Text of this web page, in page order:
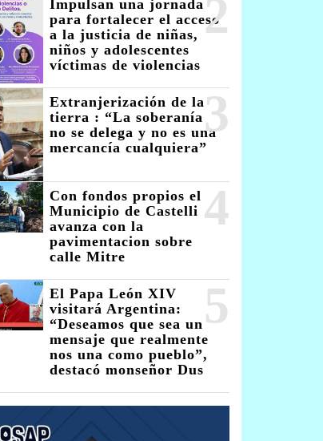
2
Impulsan una jornada
para fortalecer el acceso
a la justicia de niñas,
niños y adolescentes
víctimas de violencias
3
Extranjerización de la
tierra : “La soberanía
no se delega y no es una
mercancía cualquiera”
4
Con fondos propios el
Municipio de Castelli
avanza con la
pavimentacion sobre
calle Mitre
5
El Papa León XIV
visitará Argentina:
“Deseamos que sea un
mensaje que realmente
nos una como pueblo”,
destacó monseñor Dus